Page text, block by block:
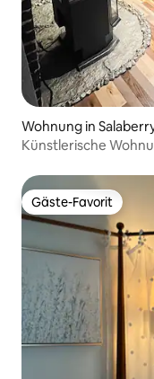
Wohnung in
Künstlerische
Gäste-Favorit
Gäste-Favorit